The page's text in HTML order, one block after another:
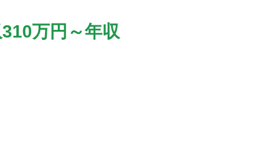
万円～年収